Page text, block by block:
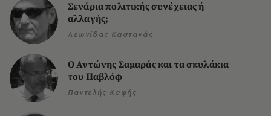
Σενάρια πολιτικής συνέχειας ή
αλλαγής;
Λεωνίδας Καστανάς
Ο Αντώνης Σαμαράς και τα σκυλάκια
του Παβλόφ
Παντελής Καψής